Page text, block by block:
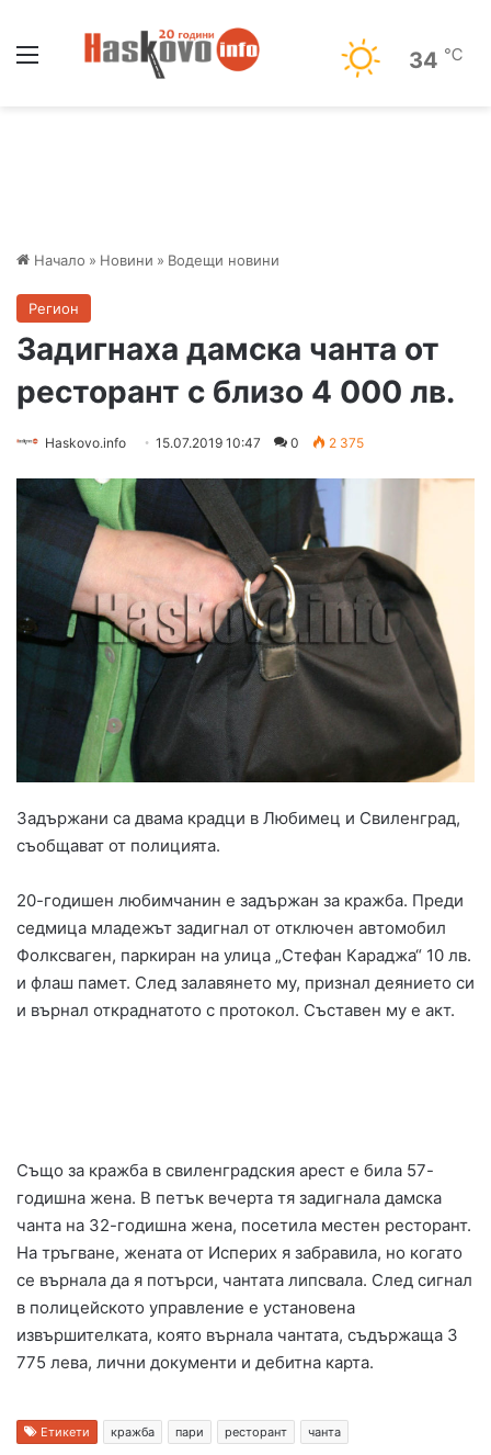
34 ℃
Начало » Новини » Водещи новини
Регион
Задигнаха дамска чанта от
ресторант с близо 4 000 лв.
Haskovo.info 15.07.2019 10:47 0 2 375
Задържани са двама крадци в Любимец и Свиленград,
съобщават от полицията.
20-годишен любимчанин е задържан за кражба. Преди
седмица младежът задигнал от отключен автомобил
Фолксваген, паркиран на улица „Стефан Караджа“ 10 лв.
и флаш памет. След залавянето му, признал деянието си
и върнал откраднатото с протокол. Съставен му е акт.
Също за кражба в свиленградския арест е била 57-
годишна жена. В петък вечерта тя задигнала дамска
чанта на 32-годишна жена, посетила местен ресторант.
На тръгване, жената от Исперих я забравила, но когато
се върнала да я потърси, чантата липсвала. След сигнал
в полицейското управление е установена
извършителката, която върнала чантата, съдържаща 3
775 лева, лични документи и дебитна карта.
Етикети кражба пари ресторант чанта